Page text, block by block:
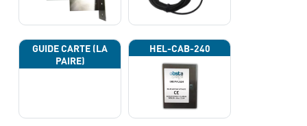
GUIDE CARTE (LA
PAIRE)
HEL-CAB-240